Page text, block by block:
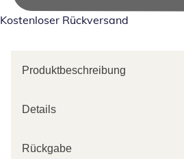
Kostenloser Rückversand
Produktbeschreibung
Details
Rückgabe